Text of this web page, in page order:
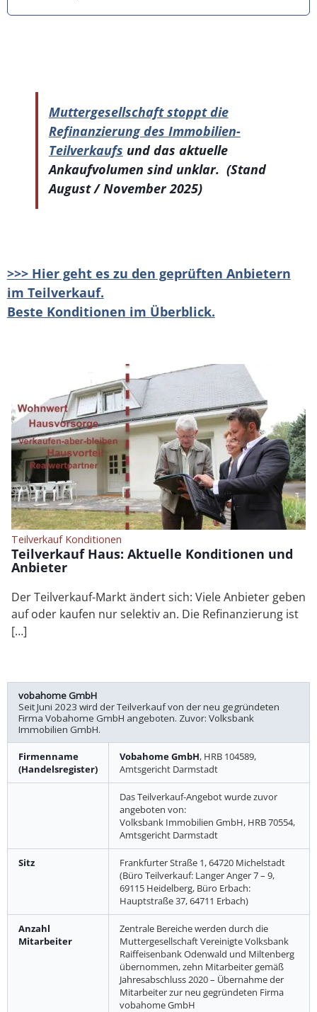
Muttergesellschaft stoppt die
Refinanzierung des Immobilien-
Teilverkaufs und das aktuelle
Ankaufvolumen sind unklar. (Stand
August / November 2025)
>>> Hier geht es zu den geprüften Anbietern
im Teilverkauf.
Beste Konditionen im Überblick.
Teilverkauf Konditionen
Teilverkauf Haus: Aktuelle Konditionen und
Anbieter
Der Teilverkauf-Markt ändert sich: Viele Anbieter geben
auf oder kaufen nur selektiv an. Die Refinanzierung ist
[…]
vobahome GmbH
Seit Juni 2023 wird der Teilverkauf von der neu gegründeten
Firma Vobahome GmbH angeboten. Zuvor: Volksbank
Immobilien GmbH.
Firmenname
(Handelsregister)
Vobahome GmbH, HRB 104589,
Amtsgericht Darmstadt
Das Teilverkauf-Angebot wurde zuvor
angeboten von:
Volksbank Immobilien GmbH, HRB 70554,
Amtsgericht Darmstadt
Sitz
Frankfurter Straße 1, 64720 Michelstadt
(Büro Teilverkauf: Langer Anger 7 – 9,
69115 Heidelberg, Büro Erbach:
Hauptstraße 37, 64711 Erbach)
Anzahl
Mitarbeiter
Zentrale Bereiche werden durch die
Muttergesellschaft Vereinigte Volksbank
Raiffeisenbank Odenwald und Miltenberg
übernommen, zehn Mitarbeiter gemäß
Jahresabschluss 2020 – Übernahme der
Mitarbeiter zur neu gegründeten Firma
vobahome GmbH